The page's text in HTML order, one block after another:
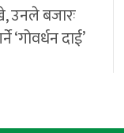
उनले बजारः
‘गोवर्धन दाई’